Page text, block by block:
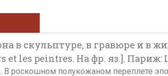
в скульптуре, в гравюре и в
et les peintres. На фр. яз.]. Париж:
В роскошном полукожаном переплете